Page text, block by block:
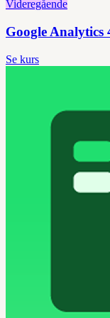
Videregående
Google
Se kurs